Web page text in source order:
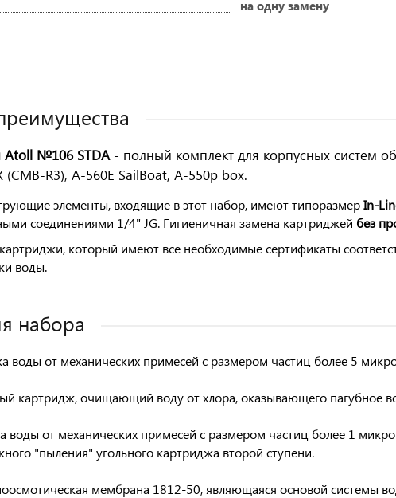
на одну замену
Atoll №106 STDA- полный комплект для корпусных систем
R3), A-560E SailBoat, A-550p box.
элементы, входящие в этот набор, имеют типоразмерIn-
соединениями 1/4" JG. Гигиеничная замена картриджей без
который имеют все необходимые сертификаты
воды.
набора
воды от механических примесей с размером частиц более 5
картридж, очищающий воду от хлора, оказывающего пагубное
воды от механических примесей с размером частиц более 1
"пыления" угольного картриджа второй ступени.
мембрана 1812-50, являющаяся основой системы